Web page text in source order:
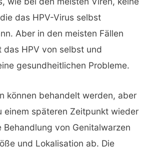
das HPV-Virus selbst
Aber in den meisten Fällen
HPV von selbst und
gesundheitlichen Probleme.
können behandelt werden, aber
einem späteren Zeitpunkt wieder
Behandlung von Genitalwarzen
und Lokalisation ab. Die